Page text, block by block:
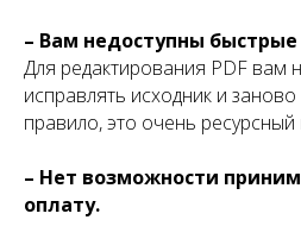
– Вам недоступны
Для редактирования PDF вам
исправлять исходник и заново
правило, это очень ресурсный
– Нет возможности
оплату.